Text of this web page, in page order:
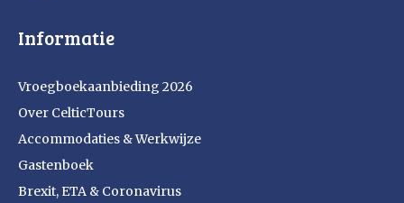
Informatie
Vroegboekaanbieding 2026
Over CelticTours
Accommodaties & Werkwijze
Gastenboek
Brexit, ETA & Coronavirus